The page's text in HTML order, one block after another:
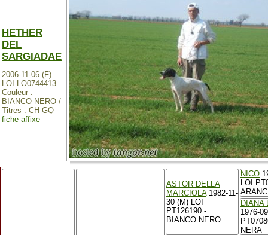
HETHER
DEL
SARGIADAE
2006-11-06 (F)
LOI LO0744413
Couleur :
BIANCO NERO /
Titres : CH GQ
fiche affixe
ASTOR DELLA
MARCIOLA1982-11-
30 (M) LOI
PT126190 -
BIANCO NERO
NICO
LOI
DIANA
1976-
NERA